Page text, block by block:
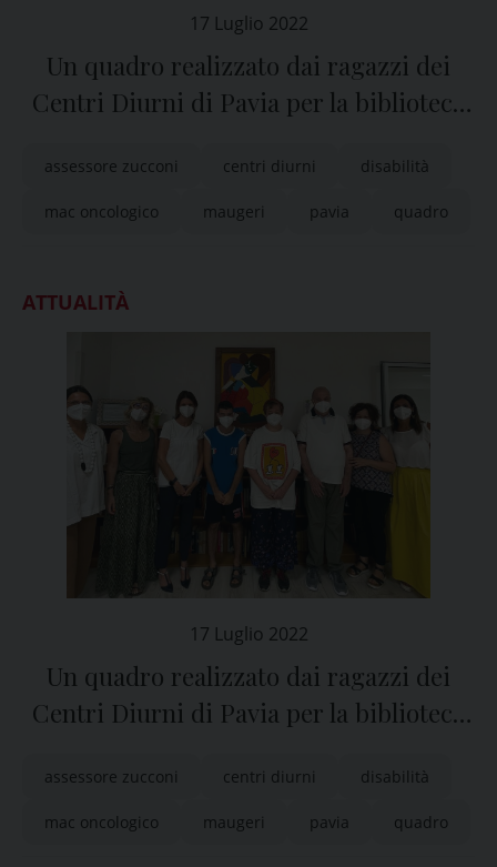
17 Luglio 2022
Un quadro realizzato dai ragazzi dei
Centri Diurni di Pavia per la biblioteca
assessore zucconi centri diurni disabilità
mac oncologico maugeri pavia quadro
ATTUALITÀ
17 Luglio 2022
Un quadro realizzato dai ragazzi dei
Centri Diurni di Pavia per la biblioteca
assessore zucconi centri diurni disabilità
mac oncologico maugeri pavia quadro